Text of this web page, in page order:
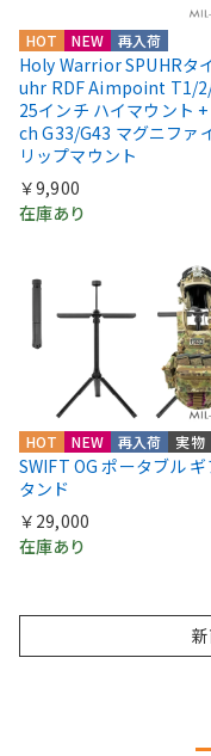
HOT NEW 再入荷
Holy Warrior SPUHRタ
uhr RDF Aimpoint T1/
25インチ ハイマウント
ch G33/G43 マグニファ
リップマウント
￥9,900
在庫あり
HOT NEW 再入荷 実物
SWIFT OG ポータブル ギ
タンド
￥29,000
在庫あり